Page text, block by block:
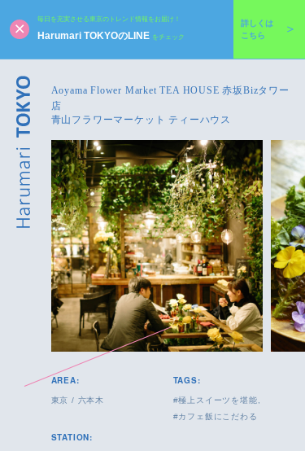
毎日を充実させる東京のトレンド情報をお届け！
Harumari TOKYOのLINE をチェック
詳しくは
こちら
Aoyama Flower Market TEA HOUSE 赤坂Bizタワー
店
青山フラワーマーケット ティーハウス
AREA:
東京 / 六本木
STATION:
TAGS:
極上スイーツを堪能
カフェ飯にこだわる